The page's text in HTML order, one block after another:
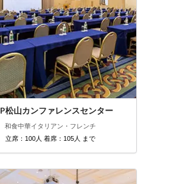
松山カンファレンスセンター
和食中華イタリアン・フレンチ
立席：100人 着席：105人 まで